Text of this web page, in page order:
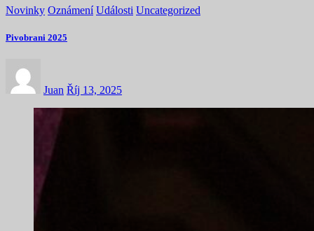
Novinky Oznámení Události Uncategorized
Pivobrani 2025
Juan Říj 13, 2025